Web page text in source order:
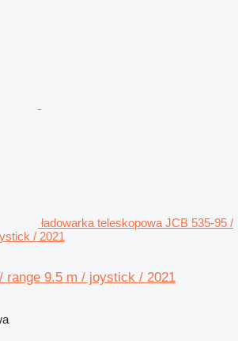
ładowarka teleskopowa JCB 535-95 /
/ 2021
range 9.5 m / joystick / 2021